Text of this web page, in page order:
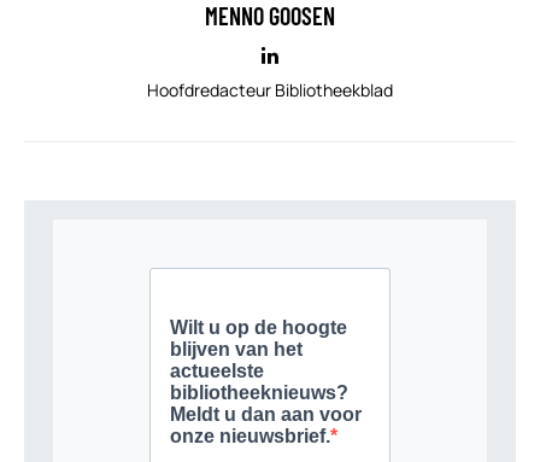
MENNO GOOSEN
Hoofdredacteur Bibliotheekblad